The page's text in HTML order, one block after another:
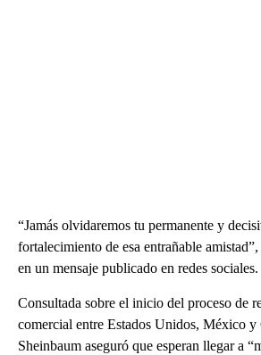
“Jamás olvidaremos tu permanente y
fortalecimiento de esa entrañable
en un mensaje publicado en redes sociales.
Consultada sobre el inicio del proceso de
comercial entre Estados Unidos, México
Sheinbaum aseguró que esperan llegar a